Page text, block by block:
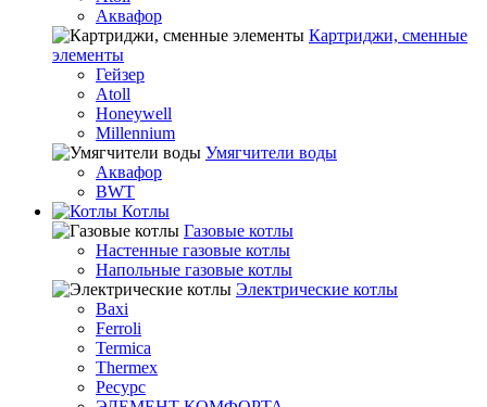
Аквафор
Картриджи, сменные
элементы
Гейзер
Atoll
Honeywell
Millennium
Умягчители воды
Аквафор
BWT
Котлы
Гaзовые котлы
Настенные газовые котлы
Напольные газовые котлы
Электрические котлы
Baxi
Ferroli
Termica
Thermex
Ресурс